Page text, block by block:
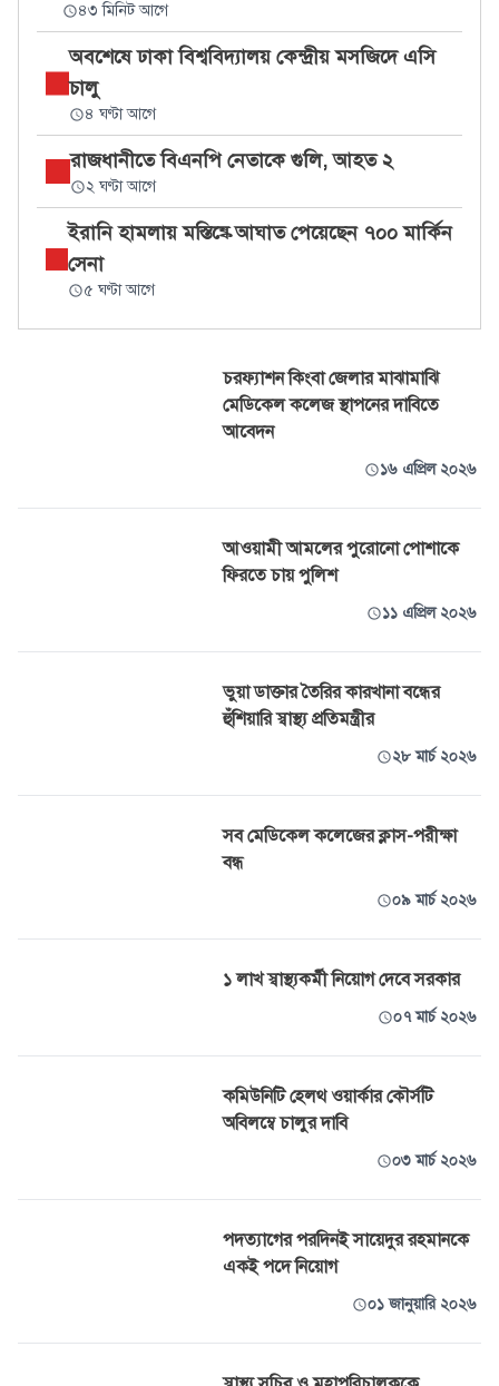
৪৩ মিনিট আগে
অবশেষে ঢাকা বিশ্ববিদ্যালয় কেন্দ্রীয় মসজিদে এসি
চালু
৪ ঘণ্টা আগে
রাজধানীতে বিএনপি নেতাকে গুলি, আহত ২
২ ঘণ্টা আগে
ইরানি হামলায় মস্তিষ্কে আঘাত পেয়েছেন ৭০০ মার্কিন
সেনা
৫ ঘণ্টা আগে
চরফ্যাশন কিংবা জেলার মাঝামাঝি
মেডিকেল কলেজ স্থাপনের দাবিতে
আবেদন
১৬ এপ্রিল ২০২৬
আওয়ামী আমলের পুরোনো পোশাকে
ফিরতে চায় পুলিশ
১১ এপ্রিল ২০২৬
ভুয়া ডাক্তার তৈরির কারখানা বন্ধের
হুঁশিয়ারি স্বাস্থ্য প্রতিমন্ত্রীর
২৮ মার্চ ২০২৬
সব মেডিকেল কলেজের ক্লাস-পরীক্ষা
বন্ধ
০৯ মার্চ ২০২৬
১ লাখ স্বাস্থ্যকর্মী নিয়োগ দেবে সরকার
০৭ মার্চ ২০২৬
কমিউনিটি হেলথ ওয়ার্কার কৌর্সটি
অবিলম্বে চালুর দাবি
০৩ মার্চ ২০২৬
পদত্যাগের পরদিনই সায়েদুর রহমানকে
একই পদে নিয়োগ
০১ জানুয়ারি ২০২৬